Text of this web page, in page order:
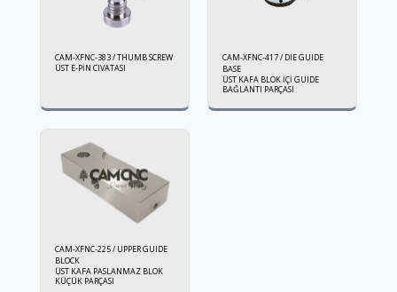
CAM-XFNC-383 / THUMB SCREW
ÜST E-PİN CIVATASI
CAM-XFNC-417 / DIE GUIDE
BASE
ÜST KAFA BLOK İÇİ GUIDE
BAĞLANTI PARÇASI
CAM-XFNC-225 / UPPER GUIDE
BLOCK
ÜST KAFA PASLANMAZ BLOK
KÜÇÜK PARÇASI